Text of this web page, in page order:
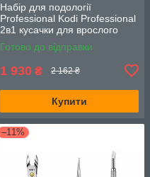
Набір для подології
Professional Kodi Professional
2в1 кусачки для врослого
нігтя NN01 та ножиці SN01
Готово до відправки
1 930 ₴ 2 162 ₴
Купити
–11%